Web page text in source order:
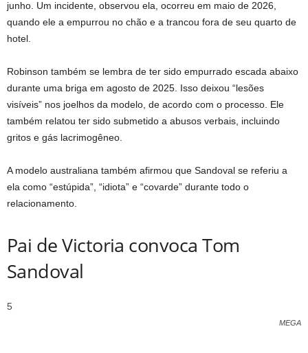
junho. Um incidente, observou ela, ocorreu em maio de 2026,
quando ele a empurrou no chão e a trancou fora de seu quarto de
hotel.
Robinson também se lembra de ter sido empurrado escada abaixo
durante uma briga em agosto de 2025. Isso deixou “lesões
visíveis” nos joelhos da modelo, de acordo com o processo. Ele
também relatou ter sido submetido a abusos verbais, incluindo
gritos e gás lacrimogêneo.
A modelo australiana também afirmou que Sandoval se referiu a
ela como “estúpida”, “idiota” e “covarde” durante todo o
relacionamento.
Pai de Victoria convoca Tom
Sandoval
5
MEGA